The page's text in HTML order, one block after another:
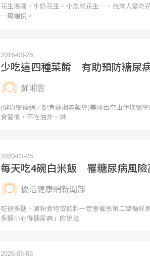
花生湯圓、牛奶花生、小魚乾花生…，台灣人愛吃
一窺端倪。
2016-08-26
少吃這四種菜餚 有助預防糖尿
蘇湘雲
(健康醫療網／記者蘇湘雲報導)美國西奈山伊坎醫
食習慣，不吃油炸、烘
2020-03-26
每天吃4碗白米飯 罹糖尿病風險
優活健康網新聞部
吃很多糖、澱粉食物或飲料一定會罹患第二型糖尿
多糖小心得糖尿病」的說法